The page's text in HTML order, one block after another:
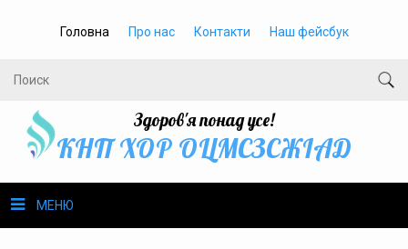
Головна Про нас Контакти Наш фейсбук
Здоров'я понад усе!
КНП ХОР ОЦМСЗСЖIАД
МЕНЮ